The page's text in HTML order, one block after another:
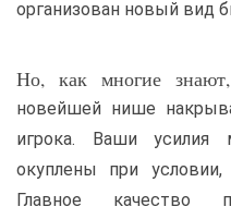
организован новый вид
Но, как многие
новейшей нише
игрока. Ваши
окуплены при
Главное качество